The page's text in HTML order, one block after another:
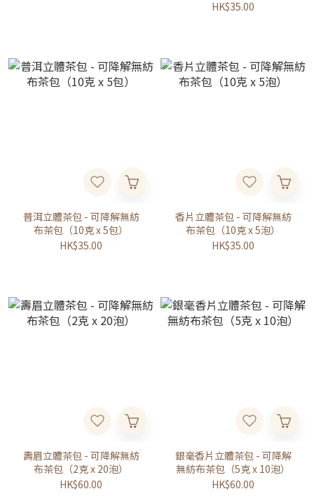
HK$35.00
普洱立體茶包 - 可降解無紡
布茶包（10克 x 5包）
HK$35.00
香片立體茶包 - 可降解無紡
布茶包（10克 x 5泡）
HK$35.00
壽眉立體茶包 - 可降解無紡
布茶包（2克 x 20泡）
HK$60.00
銀毫香片立體茶包 - 可降解
無紡布茶包（5克 x 10泡）
HK$60.00